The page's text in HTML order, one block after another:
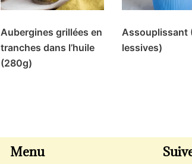
Aubergines grillées en
tranches dans l’huile
(280g)
Assouplissant
lessives)
Menu